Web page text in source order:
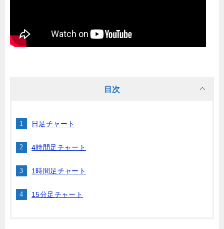
目次
日足チャート
4時間足チャート
1時間足チャート
15分足チャート